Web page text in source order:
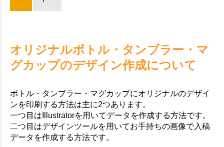
オリジナルボトル・タンブラー・マ
グカップのデザイン作成について
ボトル・タンブラー・マグカップにオリジナルのデザイ
ンを印刷する方法は主に2つあります。
一つ目はIllustratorを用いてデータを作成する方法です。
二つ目はデザインツールを用いてお手持ちの画像で入稿
データを作成する方法です。